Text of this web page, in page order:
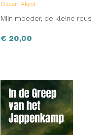
Özcan Akyol
Mijn moeder, de kleine reus
€ 20,00